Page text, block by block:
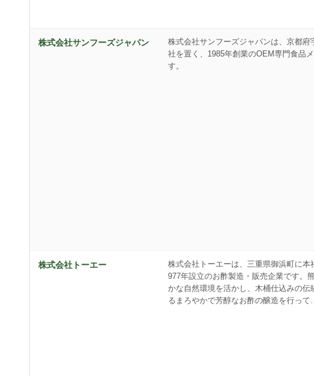
株式会社サンフーズジャパン
株式会社サンフーズジャパンは、京都府
社を置く、1985年創業のOEM専門食品
す。
株式会社トーエー
株式会社トーエーは、三重県御浜町に本
977年設立のお酢製造・販売企業です。
かな自然環境を活かし、木桶仕込みの伝
るまろやかで芳醇なお酢の醸造を行っ